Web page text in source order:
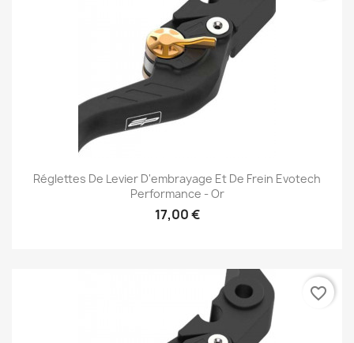
Réglettes De Levier D'embrayage Et De Frein Evotech
Performance - Or
17,00 €
favorite_border